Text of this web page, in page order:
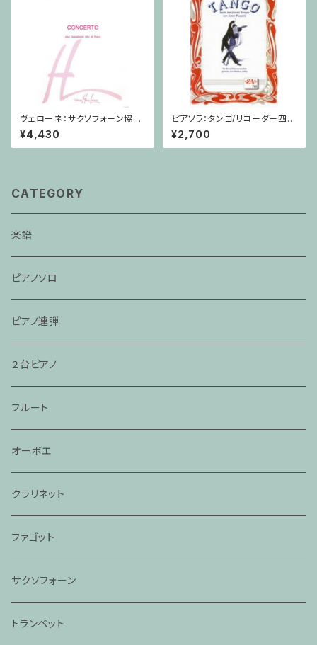
ヴェローネ：サクソフォーン協奏
曲 op.65 / アルトサクソフォー
ン,ピアノ
¥4,430
ピアソラ：タンゴ/リコーダー四重
奏
¥2,700
CATEGORY
楽譜
ピアノソロ
ピアノ連弾
２台ピアノ
フルート
オーボエ
クラリネット
ファゴット
サクソフォーン
トランペット